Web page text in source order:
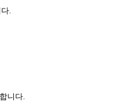
.
니다.